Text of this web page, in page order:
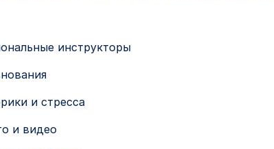
инструкторы
и стресса
и видео